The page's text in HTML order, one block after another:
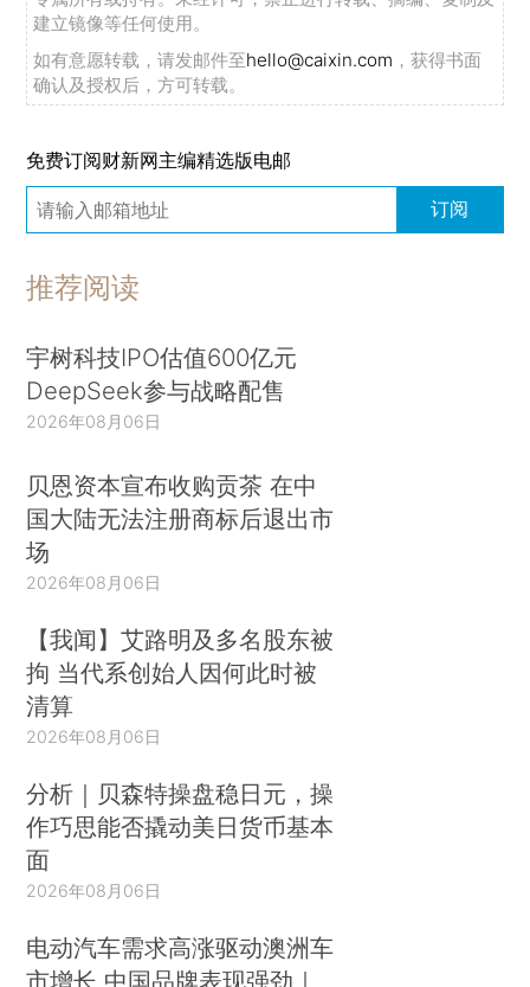
建立镜像等任何使用。
如有意愿转载，请发邮件至hello@caixin.com ，获得书面
确认及授权后，方可转载。
免费订阅财新网主编精选版电邮
订阅
推荐阅读
宇树科技IPO估值600亿元
DeepSeek参与战略配售
2026年08月06日
贝恩资本宣布收购贡茶 在中
国大陆无法注册商标后退出市
场
2026年08月06日
【我闻】艾路明及多名股东被
拘 当代系创始人因何此时被
清算
2026年08月06日
分析｜贝森特操盘稳日元，操
作巧思能否撬动美日货币基本
面
2026年08月06日
电动汽车需求高涨驱动澳洲车
市增长 中国品牌表现强劲｜